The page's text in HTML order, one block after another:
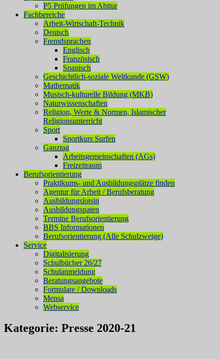
P5 Prüfungen im Abitur
Fachbereiche
Arbeit-Wirtschaft-Technik
Deutsch
Fremdsprachen
Englisch
Französisch
Spanisch
Geschichtlich-soziale Weltkunde (GSW)
Mathematik
Musisch-kulturelle Bildung (MKB)
Naturwissenschaften
Religion, Werte & Normen, Islamischer
Religionsunterricht
Sport
Sportkurs Surfen
Ganztag
Arbeitsgemeinschaften (AGs)
Freizeitraum
Berufsorientierung
Praktikums- und Ausbildungsplätze finden
Agentur für Arbeit / Berufsberatung
Ausbildungslotsin
Ausbildungspaten
Termine Berufsorientierung
BBS Informationen
Berufsorientierung (Alle Schulzweige)
Service
Digitalisierung
Schulbücher 26/27
Schulanmeldung
Beratungsangebote
Formulare / Downloads
Mensa
Webservice
Kategorie: Presse 2020-21